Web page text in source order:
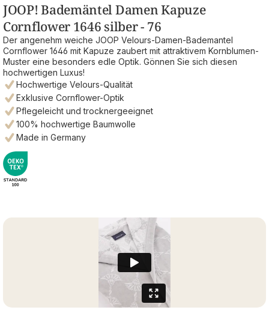
JOOP! Bademäntel Damen Kapuze
Cornflower 1646 silber - 76
Der angenehm weiche JOOP Velours-Damen-Bademantel
Cornflower 1646 mit Kapuze zaubert mit attraktivem Kornblumen-
Muster eine besonders edle Optik. Gönnen Sie sich diesen
hochwertigen Luxus!
Hochwertige Velours-Qualität
Exklusive Cornflower-Optik
Pflegeleicht und trocknergeeignet
100% hochwertige Baumwolle
Made in Germany